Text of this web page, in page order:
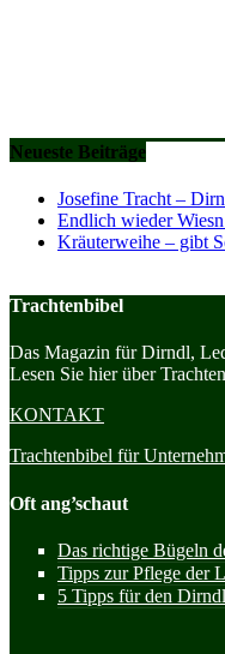
Neueste Beiträge
Josefine Tracht –
Endlich wieder
Kräuterweihe – gibt
Trachtenbibel
Das Magazin für Dirndl,
Lesen Sie hier über
KONTAKT
Trachtenbibel für
Oft ang’schaut
Das richtige Bügeln
Tipps zur Pflege der
5 Tipps für den